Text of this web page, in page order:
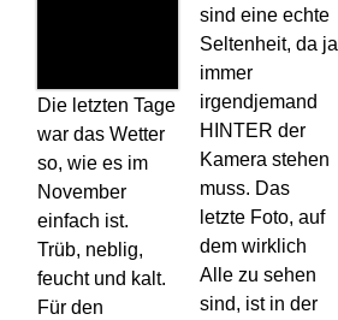
Die letzten Tage
war das Wetter
so, wie es im
November
einfach ist.
Trüb, neblig,
feucht und kalt.
Für den
sind eine echte
Seltenheit, da ja
immer
irgendjemand
HINTER der
Kamera stehen
muss. Das
letzte Foto, auf
dem wirklich
Alle zu sehen
sind, ist in der